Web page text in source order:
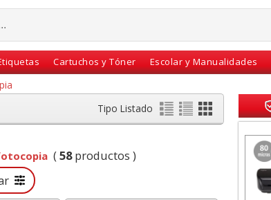
Cartuchos y Tóner Escolar y Manualidades
Tipo Listado
(58productos )